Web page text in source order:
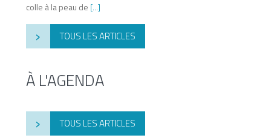
colle à la peau de [...]
› TOUS LES ARTICLES
À L'AGENDA
› TOUS LES ARTICLES